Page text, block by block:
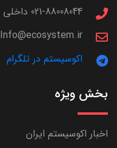
021-88008044 داخلی 4
Info@ecosystem.ir
اکوسیستم در تلگرام
بخش ویژه
اخبار اکوسیستم ایران